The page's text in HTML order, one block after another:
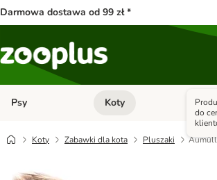
Darmowa dostawa od 99 zł *
Psy Otwórz menu kategorii: Psy
Koty
Koty Zabawki dla kota Pluszaki
do